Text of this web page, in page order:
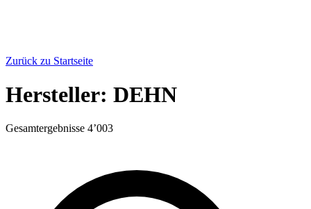
Zurück zu Startseite
Hersteller: DEHN
Gesamtergebnisse 4’003